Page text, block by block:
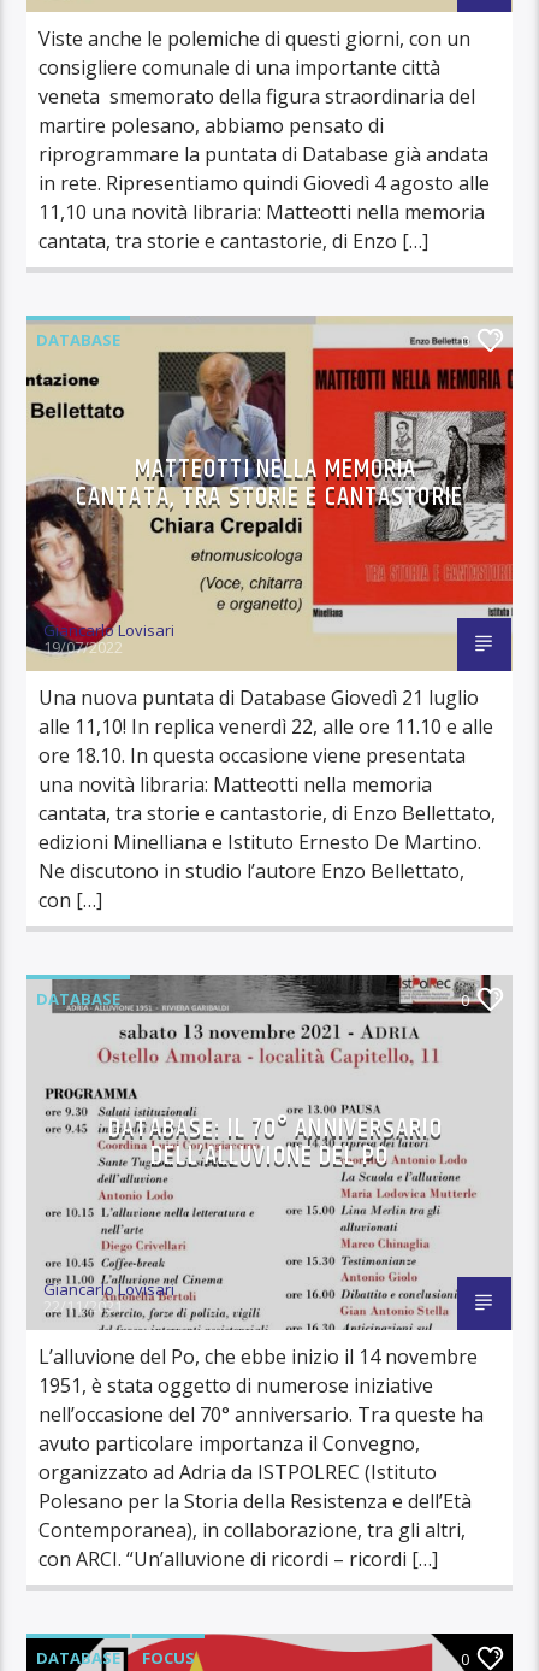
Viste anche le polemiche di questi giorni, con un
consigliere comunale di una importante città
veneta smemorato della figura straordinaria del
martire polesano, abbiamo pensato di
riprogrammare la puntata di Database già andata
in rete. Ripresentiamo quindi Giovedì 4 agosto alle
11,10 una novità libraria: Matteotti nella memoria
cantata, tra storie e cantastorie, di Enzo […]
DATABASE 0
MATTEOTTI NELLA MEMORIA
CANTATA, TRA STORIE E CANTASTORIE
Giancarlo Lovisari
19/07/2022
Una nuova puntata di Database Giovedì 21 luglio
alle 11,10! In replica venerdì 22, alle ore 11.10 e alle
ore 18.10. In questa occasione viene presentata
una novità libraria: Matteotti nella memoria
cantata, tra storie e cantastorie, di Enzo Bellettato,
edizioni Minelliana e Istituto Ernesto De Martino.
Ne discutono in studio l’autore Enzo Bellettato,
con […]
DATABASE 0
DATABASE: IL 70° ANNIVERSARIO
DELL’ALLUVIONE DEL PO
Giancarlo Lovisari
22/11/2021
L’alluvione del Po, che ebbe inizio il 14 novembre
1951, è stata oggetto di numerose iniziative
nell’occasione del 70° anniversario. Tra queste ha
avuto particolare importanza il Convegno,
organizzato ad Adria da ISTPOLREC (Istituto
Polesano per la Storia della Resistenza e dell’Età
Contemporanea), in collaborazione, tra gli altri,
con ARCI. “Un’alluvione di ricordi – ricordi […]
DATABASE FOCUS 0